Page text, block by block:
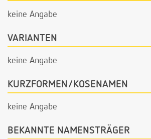
keine Angabe
VARIANTEN
keine Angabe
KURZFORMEN/KOSENAMEN
keine Angabe
BEKANNTE NAMENSTRÄGER